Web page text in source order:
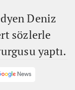
Deniz
sözlerle
yaptı.